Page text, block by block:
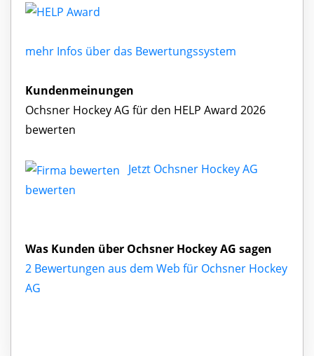
mehr Infos über das Bewertungssystem
Kundenmeinungen
Ochsner Hockey AG für den HELP Award 2026
bewerten
Jetzt Ochsner Hockey AG
bewerten
Was Kunden über Ochsner Hockey AG sagen
2 Bewertungen aus dem Web für Ochsner Hockey
AG